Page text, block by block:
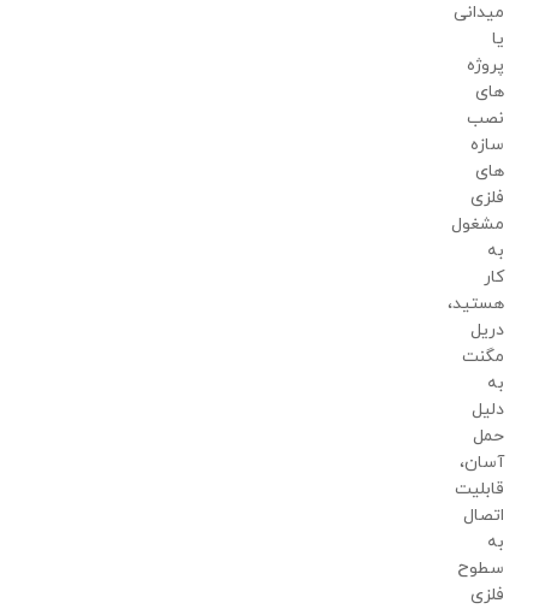
میدانی
یا
پروژه
های
نصب
سازه
های
فلزی
مشغول
به
کار
هستید،
دریل
مگنت
به
دلیل
حمل
آسان،
قابلیت
اتصال
به
سطوح
فلزی